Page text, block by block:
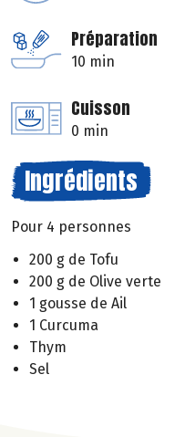
Préparation
10 min
Cuisson
0 min
Ingrédients
Pour 4 personnes
200 g de Tofu
200 g de Olive verte
1 gousse de Ail
1 Curcuma
Thym
Sel